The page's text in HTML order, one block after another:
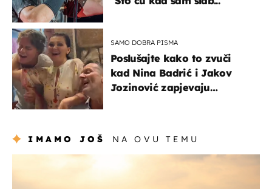
SAMO DOBRA PISMA
Poslušajte kako to zvuči
kad Nina Badrić i Jakov
Jozinović zapjevaju
IMAMO JOŠ NA OVU TEMU